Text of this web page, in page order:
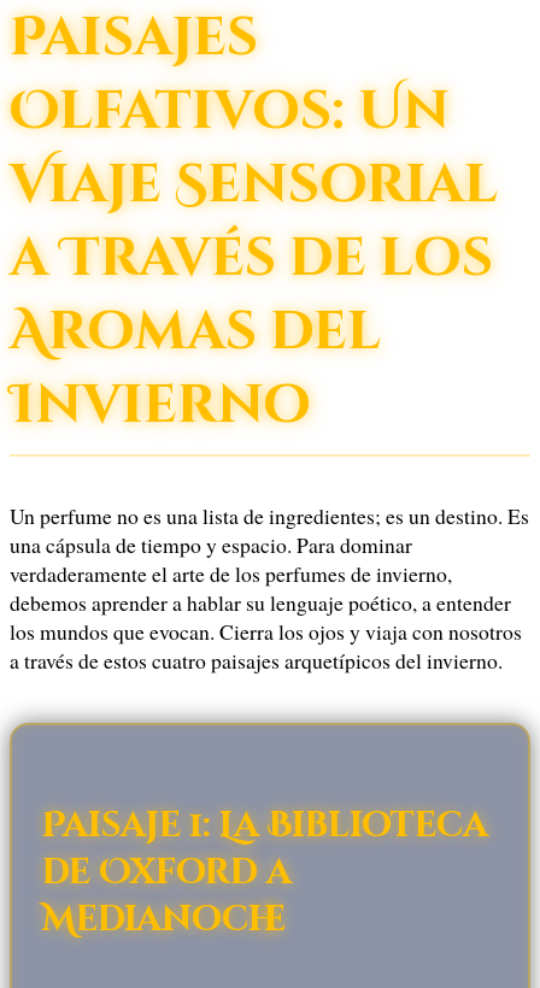
Paisajes
Olfativos: Un
Viaje Sensorial
a Través de los
Aromas del
Invierno
Un perfume no es una lista de ingredientes; es un destino. Es
una cápsula de tiempo y espacio. Para dominar
verdaderamente el arte de los perfumes de invierno,
debemos aprender a hablar su lenguaje poético, a entender
los mundos que evocan. Cierra los ojos y viaja con nosotros
a través de estos cuatro paisajes arquetípicos del invierno.
Paisaje 1: La Biblioteca
de Oxford a
Medianoche